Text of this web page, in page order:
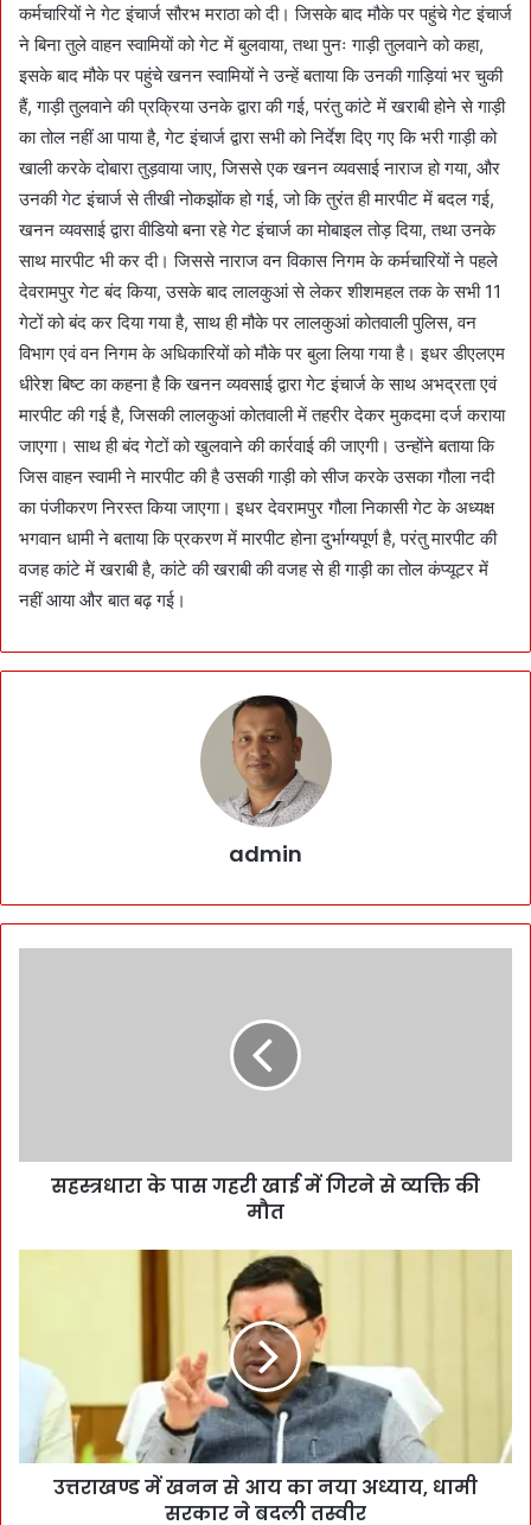
कर्मचारियों ने गेट इंचार्ज सौरभ मराठा को दी। जिसके बाद मौके पर पहुंचे गेट इंचार्ज
ने बिना तुले वाहन स्वामियों को गेट में बुलवाया, तथा पुनः गाड़ी तुलवाने को कहा,
इसके बाद मौके पर पहुंचे खनन स्वामियों ने उन्हें बताया कि उनकी गाड़ियां भर चुकी
हैं, गाड़ी तुलवाने की प्रक्रिया उनके द्वारा की गई, परंतु कांटे में खराबी होने से गाड़ी
का तोल नहीं आ पाया है, गेट इंचार्ज द्वारा सभी को निर्देश दिए गए कि भरी गाड़ी को
खाली करके दोबारा तुड़वाया जाए, जिससे एक खनन व्यवसाई नाराज हो गया, और
उनकी गेट इंचार्ज से तीखी नोकझोंक हो गई, जो कि तुरंत ही मारपीट में बदल गई,
खनन व्यवसाई द्वारा वीडियो बना रहे गेट इंचार्ज का मोबाइल तोड़ दिया, तथा उनके
साथ मारपीट भी कर दी। जिससे नाराज वन विकास निगम के कर्मचारियों ने पहले
देवरामपुर गेट बंद किया, उसके बाद लालकुआं से लेकर शीशमहल तक के सभी 11
गेटों को बंद कर दिया गया है, साथ ही मौके पर लालकुआं कोतवाली पुलिस, वन
विभाग एवं वन निगम के अधिकारियों को मौके पर बुला लिया गया है। इधर डीएलएम
धीरेश बिष्ट का कहना है कि खनन व्यवसाई द्वारा गेट इंचार्ज के साथ अभद्रता एवं
मारपीट की गई है, जिसकी लालकुआं कोतवाली में तहरीर देकर मुकदमा दर्ज कराया
जाएगा। साथ ही बंद गेटों को खुलवाने की कार्रवाई की जाएगी। उन्होंने बताया कि
जिस वाहन स्वामी ने मारपीट की है उसकी गाड़ी को सीज करके उसका गौला नदी
का पंजीकरण निरस्त किया जाएगा। इधर देवरामपुर गौला निकासी गेट के अध्यक्ष
भगवान धामी ने बताया कि प्रकरण में मारपीट होना दुर्भाग्यपूर्ण है, परंतु मारपीट की
वजह कांटे में खराबी है, कांटे की खराबी की वजह से ही गाड़ी का तोल कंप्यूटर में
नहीं आया और बात बढ़ गई।
admin
सहस्त्रधारा के पास गहरी खाई में गिरने से व्यक्ति की
मौत
उत्तराखण्ड में खनन से आय का नया अध्याय, धामी
सरकार ने बदली तस्वीर